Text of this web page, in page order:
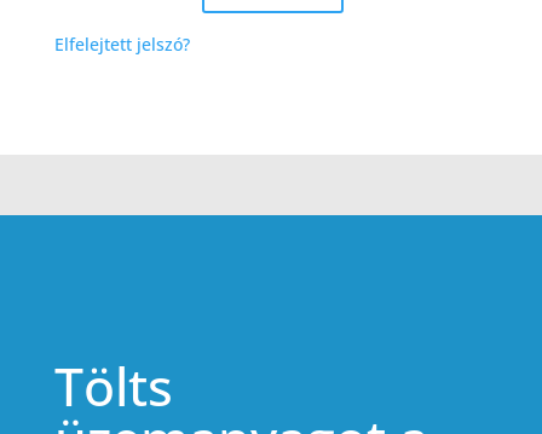
Elfelejtett jelszó?
Tölts